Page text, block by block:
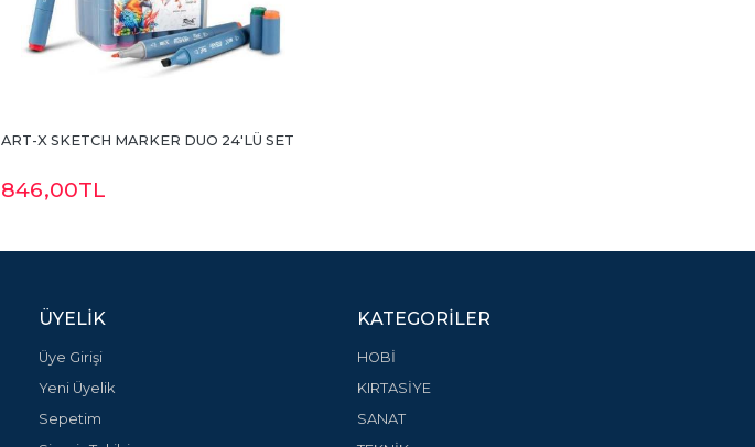
ART-X SKETCH MARKER DUO 24'LÜ SET
846,00TL
ÜYELIK
Üye Girişi
Yeni Üyelik
Sepetim
KATEGORILER
HOBİ
KIRTASİYE
SANAT